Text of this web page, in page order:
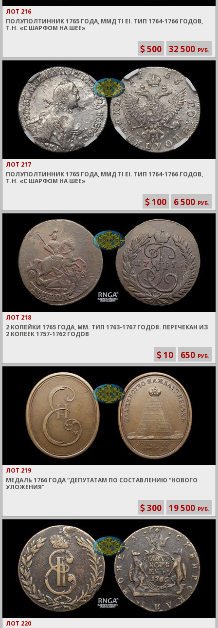
ЛОТ 216
ПОЛУПОЛТИННИК 1765 ГОДА, ММД TI EI. ТИП 1764-1766 ГОДОВ,
Т.Н. «С ШАРФОМ НА ШЕЕ»
500 32 500 РУБ.
ЛОТ 217
ПОЛУПОЛТИННИК 1765 ГОДА, ММД TI EI. ТИП 1764-1766 ГОДОВ,
Т.Н. «С ШАРФОМ НА ШЕЕ»
100 6 500 РУБ.
ЛОТ 218
2 КОПЕЙКИ 1765 ГОДА, ММ. ТИП 1763-1767 ГОДОВ. ПЕРЕЧЕКАН ИЗ
2 КОПЕЕК 1757-1762 ГОДОВ
10 650 РУБ.
ЛОТ 219
МЕДАЛЬ 1766 ГОДА “ДЕПУТАТАМ ПО СОСТАВЛЕНИЮ “НОВОГО
УЛОЖЕНИЯ”
300 19 500 РУБ.
ЛОТ 220